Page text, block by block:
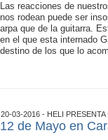
Las reacciones de
nos rodean puede ser
arpa que de la guitarra.
en el que esta internado
destino de los que lo
20-03-2016 - HELI PRESENTA
12 de Mayo en